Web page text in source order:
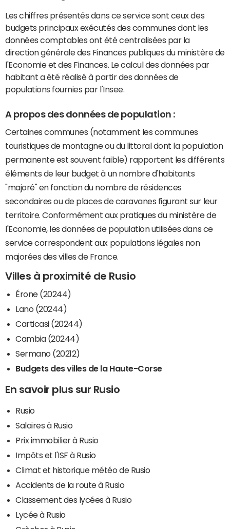
Les chiffres présentés dans ce service sont ceux des
budgets principaux exécutés des communes dont les
données comptables ont été centralisées par la
direction générale des Finances publiques du ministère de
l'Economie et des Finances. Le calcul des données par
habitant a été réalisé à partir des données de
populations fournies par l'Insee.
A propos des données de population :
Certaines communes (notamment les communes
touristiques de montagne ou du littoral dont la population
permanente est souvent faible) rapportent les différents
éléments de leur budget à un nombre d'habitants
"majoré" en fonction du nombre de résidences
secondaires ou de places de caravanes figurant sur leur
territoire. Conformément aux pratiques du ministère de
l'Economie, les données de population utilisées dans ce
service correspondent aux populations légales non
majorées des villes de France.
Villes à proximité de Rusio
Érone (20244)
Lano (20244)
Carticasi (20244)
Cambia (20244)
Sermano (20212)
Budgets des villes de la Haute-Corse
En savoir plus sur Rusio
Rusio
Salaires à Rusio
Prix immobilier à Rusio
Impôts et l'ISF à Rusio
Climat et historique météo de Rusio
Accidents de la route à Rusio
Classement des lycées à Rusio
Lycée à Rusio